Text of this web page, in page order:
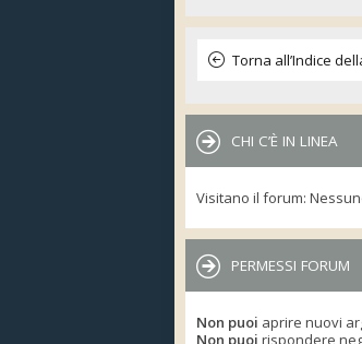
Torna all’Indice
CHI C’È IN LINEA
Visitano il forum:
PERMESSI FORUM
Non puoi aprire nuovi
Non puoi rispondere